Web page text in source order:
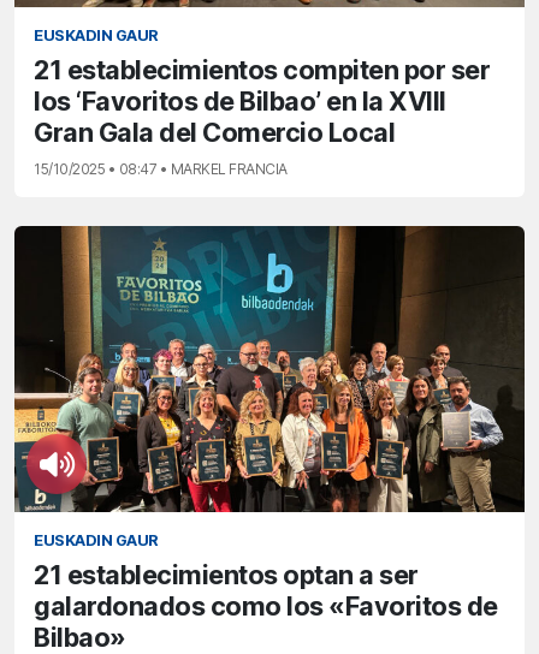
EUSKADIN GAUR
21 establecimientos compiten por ser
los ‘Favoritos de Bilbao’ en la XVIII
Gran Gala del Comercio Local
15/10/2025 • 08:47 • MARKEL FRANCIA
EUSKADIN GAUR
21 establecimientos optan a ser
galardonados como los «Favoritos de
Bilbao»